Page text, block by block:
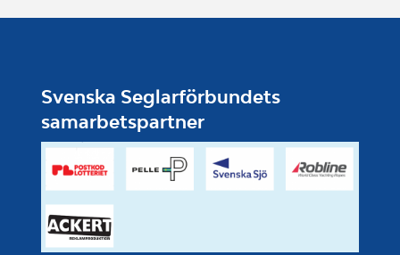
även ett kafé med enklare
13.30 – Träning
cirka 15:30 – Träningsdagen slutar
Anmälan
Anmälan till träningsdagen görs i
Svenska Seglarförbundets
samarbetspartner